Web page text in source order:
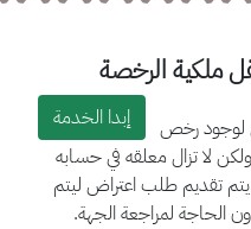
ملكية الرخصة
إبدا الخدمة
لوجود رخص
لا تزال معلقه في حسابه
تقديم طلب اعتراض ليتم
الحاجة لمراجعة الجهة.